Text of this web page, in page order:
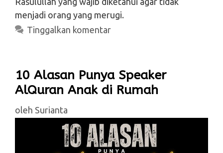
menjadi orang yang merugi.
Tinggalkan komentar
10 Alasan Punya Speaker
AlQuran Anak di Rumah
oleh Surianta